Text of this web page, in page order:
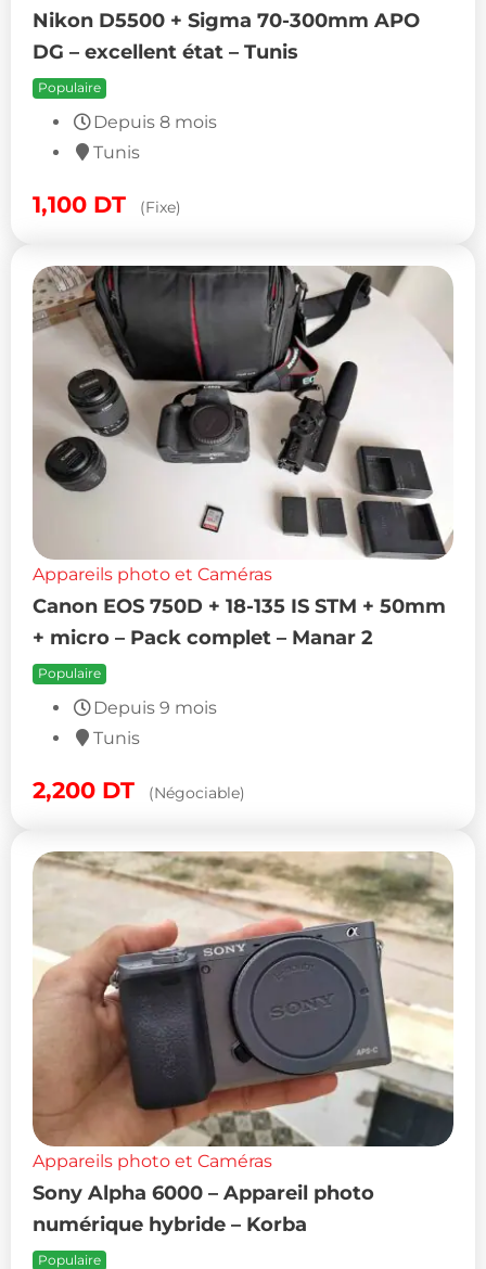
Nikon D5500 + Sigma 70-300mm APO
DG – excellent état – Tunis
Populaire
Depuis 8 mois
Tunis
1,100 DT (Fixe)
Appareils photo et Caméras
Canon EOS 750D + 18-135 IS STM + 50mm
+ micro – Pack complet – Manar 2
Populaire
Depuis 9 mois
Tunis
2,200 DT (Négociable)
Appareils photo et Caméras
Sony Alpha 6000 – Appareil photo
numérique hybride – Korba
Populaire